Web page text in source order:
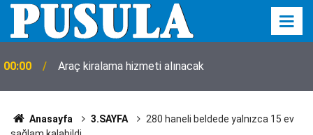
00:00 Araç kiralama hizmeti alınacak
Anasayfa 3.SAYFA
280 haneli beldede yalnızca 15 ev